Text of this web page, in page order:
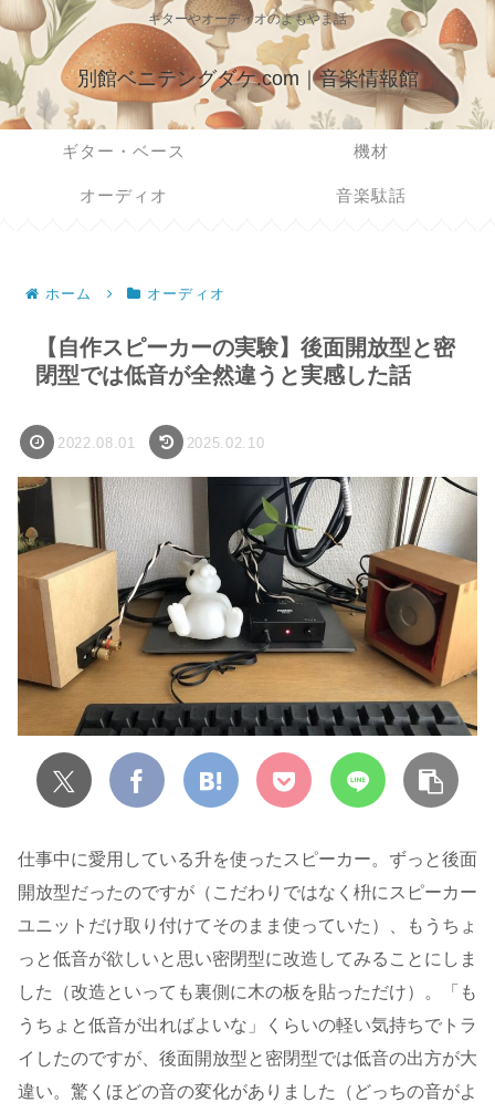
ギターやオーディオのよもやま話
別館ベニテングダケ.com｜音楽情報館
ギター・ベース 機材
オーディオ 音楽駄話
ホーム オーディオ
【自作スピーカーの実験】後面開放型と密
閉型では低音が全然違うと実感した話
2022.08.01 2025.02.10
仕事中に愛用している升を使ったスピーカー。ずっと後面
開放型だったのですが（こだわりではなく枡にスピーカー
ユニットだけ取り付けてそのまま使っていた）、もうちょ
っと低音が欲しいと思い密閉型に改造してみることにしま
した（改造といっても裏側に木の板を貼っただけ）。「も
うちょと低音が出ればよいな」くらいの軽い気持ちでトラ
イしたのですが、後面開放型と密閉型では低音の出方が大
違い。驚くほどの音の変化がありました（どっちの音がよ